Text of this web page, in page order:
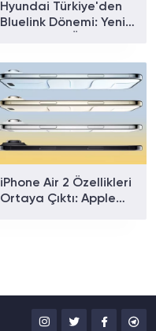
Hyundai Türkiye'den
Bluelink Dönemi: Yeni
iPhone Air 2 Özellikleri
Ortaya Çıktı: Apple